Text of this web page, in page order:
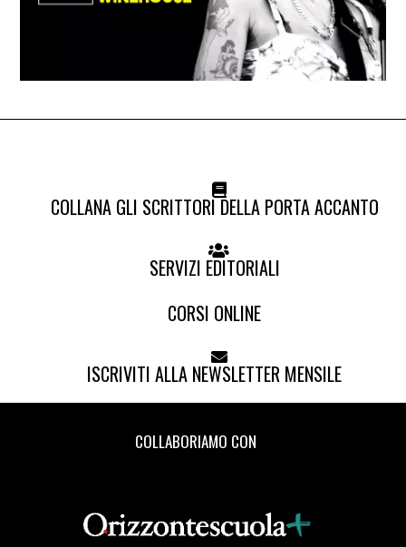
COLLANA GLI SCRITTORI DELLA PORTA ACCANTO
SERVIZI EDITORIALI
CORSI ONLINE
ISCRIVITI ALLA NEWSLETTER MENSILE
COLLABORIAMO CON